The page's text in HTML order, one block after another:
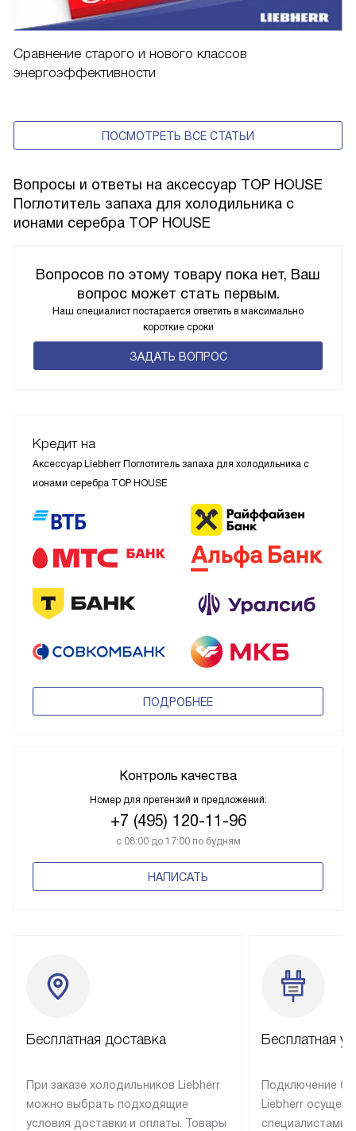
Сравнение старого и нового классов
энергоэффективности
ПОСМОТРЕТЬ ВСЕ СТАТЬИ
Вопросы и ответы на аксессуар TOP HOUSE
Поглотитель запаха для холодильника с
ионами серебра TOP HOUSE
Вопросов по этому товару пока нет, Ваш
вопрос может стать первым.
Наш специалист постарается ответить в максимально
короткие сроки
ЗАДАТЬ ВОПРОС
Кредит на
Аксессуар Liebherr Поглотитель запаха для холодильника с
ионами серебра TOP HOUSE
ПОДРОБНЕЕ
Контроль качества
Номер для претензий и предложений:
+7 (495) 120-11-96
с 08:00 до 17:00 по будням
НАПИСАТЬ
Бесплатная доставка
При заказе холодильников Liebherr
можно выбрать подходящие
условия доставки и оплаты. Товары
Бесплатная
Подключение
Liebherr
специалистами